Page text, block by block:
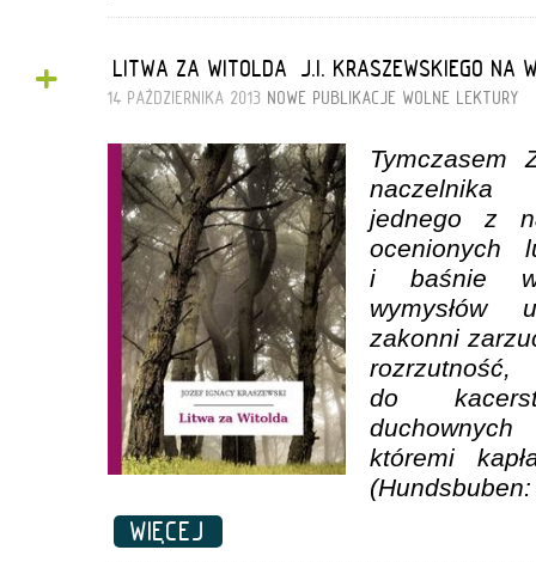
+ „LITWA ZA WITOLDA” J.I. KRASZEWSKIEGO NA
14 PAŹDZIERNIKA 2013 NOWE PUBLIKACJE WOLNE LEKTURY
Tymczasem
naczelnika
jednego z
ocenionych
i baśnie w
wymysłów
zakonni
do
któremi
WIĘCEJ